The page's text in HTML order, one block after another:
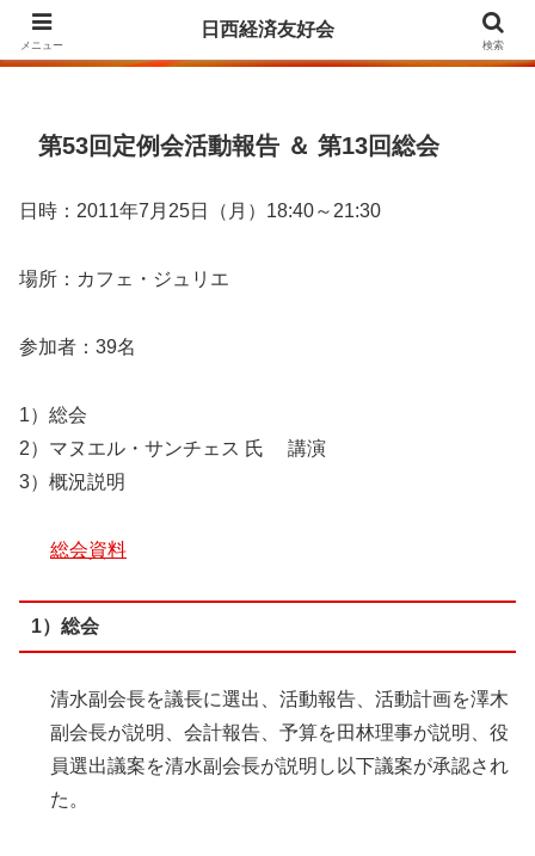
Agrupación para la Amistad y el Fomento de las Relaciones Económicas
第53回定例会活動報告 ＆ 第13回総会
日時：2011年7月25日（月）18:40～21:30
場所：カフェ・ジュリエ
参加者：39名
1）総会
2）マヌエル・サンチェス 氏 講演
3）概況説明
総会資料
1）総会
清水副会長を議長に選出、活動報告、活動計画を澤木
副会長が説明、会計報告、予算を田林理事が説明、役
員選出議案を清水副会長が説明し以下議案が承認され
た。
メニュー
日西経済友好会
検索